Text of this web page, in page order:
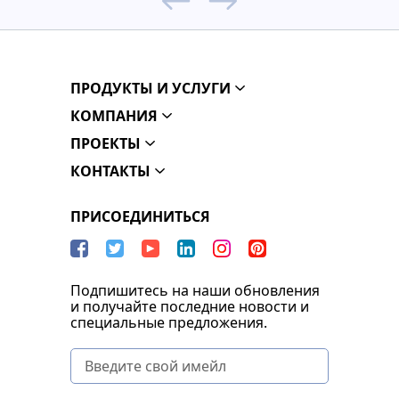
ПРОДУКТЫ И УСЛУГИ
КОМПАНИЯ
ПРОЕКТЫ
КОНТАКТЫ
ПРИСОЕДИНИТЬСЯ
Подпишитесь на наши обновления
и получайте последние новости и
специальные предложения.